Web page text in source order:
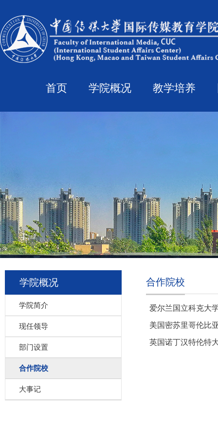
首页 学院概况 教学培养
学院概况
学院简介
现任领导
部门设置
合作院校
大事记
合作院校
爱尔兰国立科克大
美国密苏里哥伦比
英国诺丁汉特伦特